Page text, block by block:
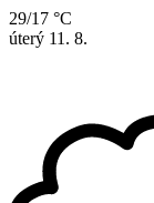
29/17 °C
úterý 11. 8.